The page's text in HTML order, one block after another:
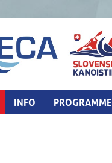
INFO PROGRAMME